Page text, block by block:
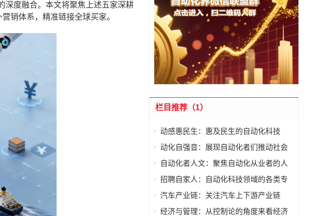
深度融合。本文将聚焦上述五家深耕
销体系，精准链接全球买家。
栏目推荐（1）
动感惠民生：惠及民生的自动化科技
动化自强音：展现自动化者们推动社会
进步发出的响亮声音
自动化者人文：聚焦自动化从业者的人
文思考
招聘自家人：自动化科技领域的各类专
家及人才需求资讯
汽车产业链：关注汽车上下游产业链
经济与管理：从控制论的角度来看经济